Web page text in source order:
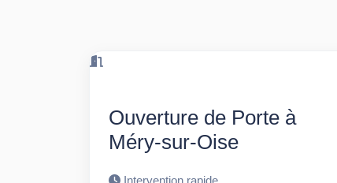
Ouverture de Porte à
Méry-sur-Oise
Intervention rapide